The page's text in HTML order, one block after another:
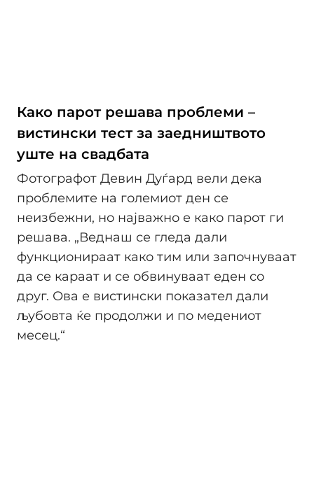
Како парот решава проблеми –
вистински тест за заедништвото
уште на свадбата
Фотографот Девин Дуѓард вели дека
проблемите на големиот ден се
неизбежни, но најважно е како парот ги
решава. „Веднаш се гледа дали
функционираат како тим или започнуваат
да се караат и се обвинуваат еден со
друг. Ова е вистински показател дали
љубовта ќе продолжи и по медениот
месец.“